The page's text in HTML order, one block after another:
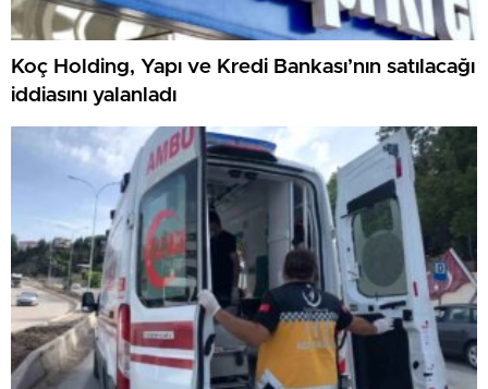
Koç Holding, Yapı ve Kredi Bankası’nın satılacağı
iddiasını yalanladı